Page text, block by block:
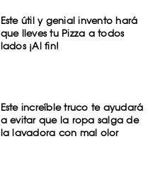
Este útil y genial invento hará
que lleves tu Pizza a todos
lados ¡Al fin!
Este increíble truco te ayudará
a evitar que la ropa salga de
la lavadora con mal olor